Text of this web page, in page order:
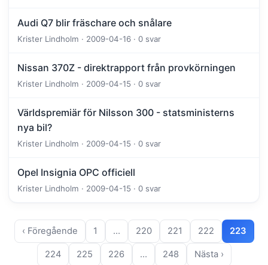
Audi Q7 blir fräschare och snålare
Krister Lindholm · 2009-04-16 · 0 svar
Nissan 370Z - direktrapport från provkörningen
Krister Lindholm · 2009-04-15 · 0 svar
Världspremiär för Nilsson 300 - statsministerns
nya bil?
Krister Lindholm · 2009-04-15 · 0 svar
Opel Insignia OPC officiell
Krister Lindholm · 2009-04-15 · 0 svar
‹ Föregående 1 … 220 221 222 223
224 225 226 … 248 Nästa ›